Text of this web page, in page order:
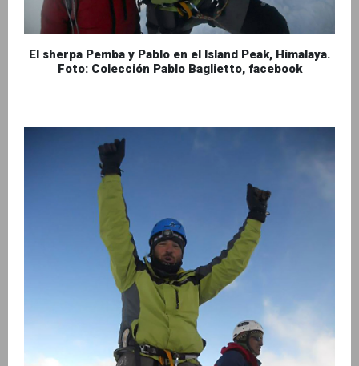
El sherpa Pemba y Pablo en el Island Peak, Himalaya.
Foto: Colección Pablo Baglietto, facebook